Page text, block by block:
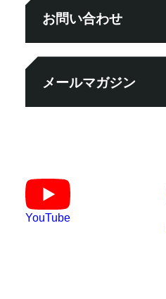
お問い合わせ
メールマガジン
YouTube